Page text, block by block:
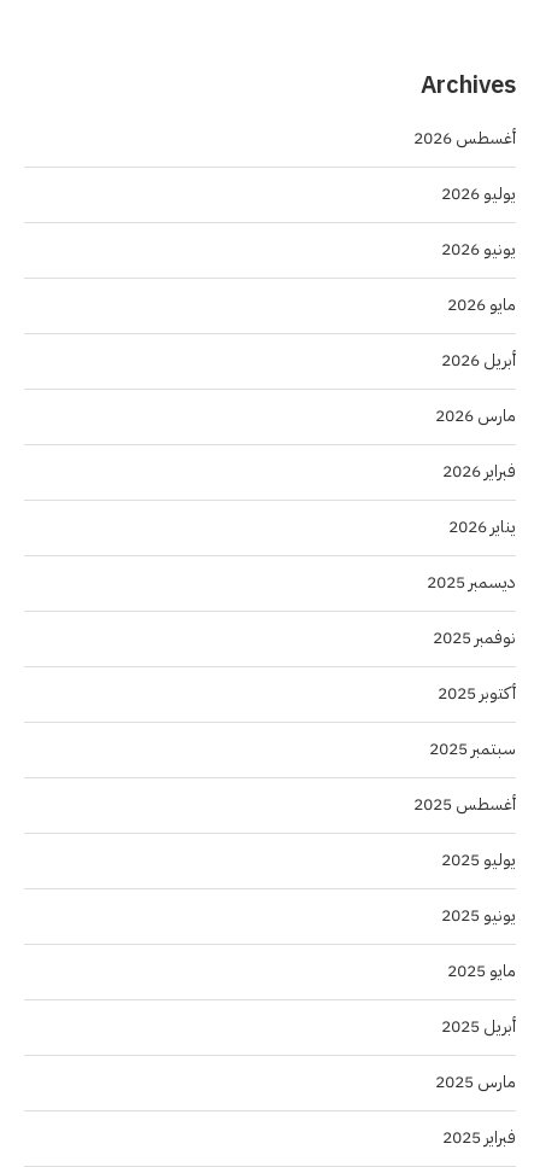
Archives
أغسطس 2026
يوليو 2026
يونيو 2026
مايو 2026
أبريل 2026
مارس 2026
فبراير 2026
يناير 2026
ديسمبر 2025
نوفمبر 2025
أكتوبر 2025
سبتمبر 2025
أغسطس 2025
يوليو 2025
يونيو 2025
مايو 2025
أبريل 2025
مارس 2025
فبراير 2025